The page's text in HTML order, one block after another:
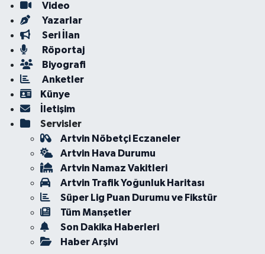
Video
Yazarlar
Seri İlan
Röportaj
Biyografi
Anketler
Künye
İletişim
Servisler
Artvin Nöbetçi Eczaneler
Artvin Hava Durumu
Artvin Namaz Vakitleri
Artvin Trafik Yoğunluk Haritası
Süper Lig Puan Durumu ve Fikstür
Tüm Manşetler
Son Dakika Haberleri
Haber Arşivi